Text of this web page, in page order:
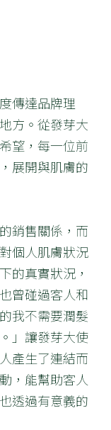
傳達品牌理
方。從發芽大
望，每一位前
展開與肌膚的
銷售關係，而
個人肌膚狀況
的真實狀況，
曾碰過客人和
我不需要潤髮
」讓發芽大使
產生了連結而
，能幫助客人
透過有意義的